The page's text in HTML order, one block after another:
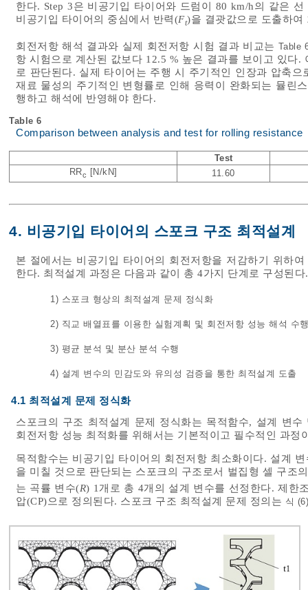
한다. Step 3은 비공기입 타이어와 드럼이 80 km/h의 같은
비공기입 타이어의 중심에서 반력(Ft)을 결괏값으로 도출하여
회전저항 해석 결과와 실제 회전저항 시험 결과 비교는 Table
항 시험으로 계산된 값보다 12.5 % 높은 결과를 보이고 있다
로 판단된다. 실제 타이어는 주행 시 주기적인 인장과 압축
재료 물성의 주기적인 변형률로 인해 응력이 완화되는 뮬린
행하고 해석에 반영해야 한다.
Table 6
Comparison between analysis and test for rolling resistance
Test
RRc [N/kN] 11.60
4. 비공기입 타이어의 스포크 구조 최적설계
본 절에서는 비공기입 타이어의 회전저항을 저감하기 위하
한다. 최적설계 과정은 다음과 같이 총 4가지 단계로 구성된다.
1) 스포크 형상의 최적설계 문제 정식화
2) 직교 배열표를 이용한 실험계획 및 회전저항 성능 해석 수
3) 평균 분석 및 분산 분석 수행
4) 설계 변수의 민감도와 유의성 검증을 통한 최적설계 도출
4.1 최적설계 문제 정식화
스포크의 구조 최적설계 문제 정식화는 목적함수, 설계 변
회전저항 성능 최적화를 위해서는 기본적이고 필수적인 과정
목적함수는 비공기입 타이어의 회전저항 최소화이다. 설계
을 미칠 것으로 판단되는 스포크의 구조로서 벌집형 셀 구조
는 곡률 변수(R) 1개로 총 4개의 설계 변수를 선정한다. 제한
압(CP)으로 정의된다. 스포크 구조 최적설계 문제 정의는 식 (6)